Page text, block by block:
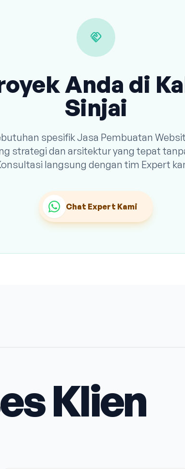
handshake
Anda di
Sinjai
spesifik Jasa Pembuatan
strategi dan arsitektur yang tepat
langsung dengan tim Expert
Chat Expert Kami
Klien